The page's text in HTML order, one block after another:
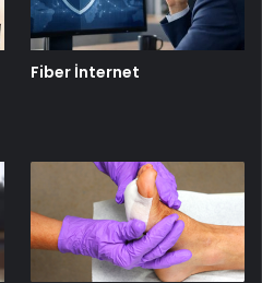
Fiber İnternet